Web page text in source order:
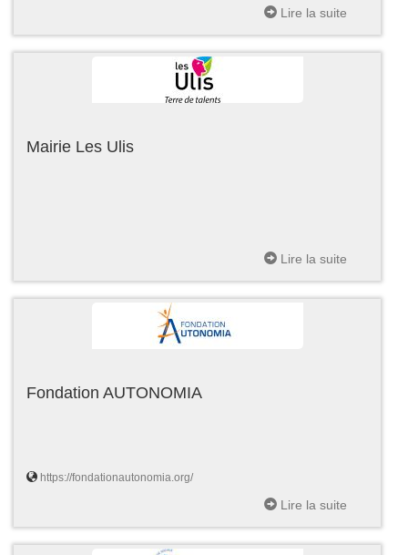
Lire la suite
Mairie Les Ulis
Lire la suite
Fondation AUTONOMIA
https://fondationautonomia.org/
Lire la suite